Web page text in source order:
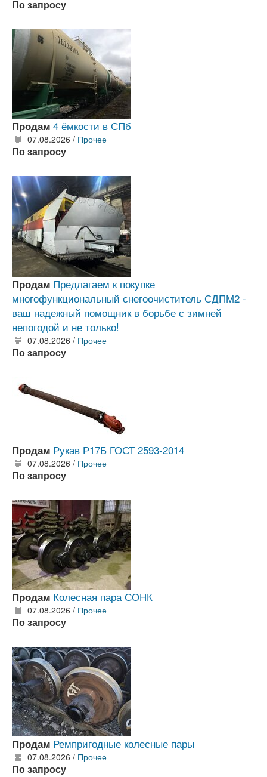
По запросу
Продам 4 ёмкости в СПб
07.08.2026 / Прочее
По запросу
Продам Предлагаем к покупке
многофункциональный снегоочиститель СДПМ2 -
ваш надежный помощник в борьбе с зимней
непогодой и не только!
07.08.2026 / Прочее
По запросу
Продам Рукав Р17Б ГОСТ 2593-2014
07.08.2026 / Прочее
По запросу
Продам Колесная пара СОНК
07.08.2026 / Прочее
По запросу
Продам Ремпригодные колесные пары
07.08.2026 / Прочее
По запросу